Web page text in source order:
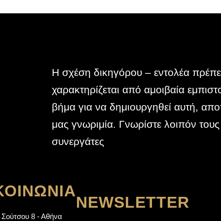
Η σχέση δικηγόρου – εντολέα
χαρακτηρίζεται από αμοιβαία
βήμα για να δημιουργηθεί αυτή,
μας γνωριμία. Γνωρίστε λοιπόν
συνεργάτες
Σούτσου 8 - Αθήνα
NEWSLETTER